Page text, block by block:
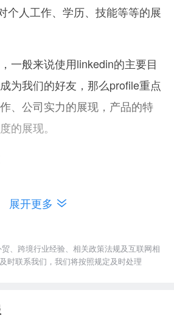
个人工作、学历、技能等等的展
一般来说使用linkedin的主要目
为我们的好友，那么profile重点
、公司实力的展现，产品的特
的展现。
，就好比微信没有好友，内容
找目标人群呢
过google搜索引擎加人等
展开更多
、跨境行业经验、相关政策法规及互联网相
时联系我们，我们将按照规定及时处理